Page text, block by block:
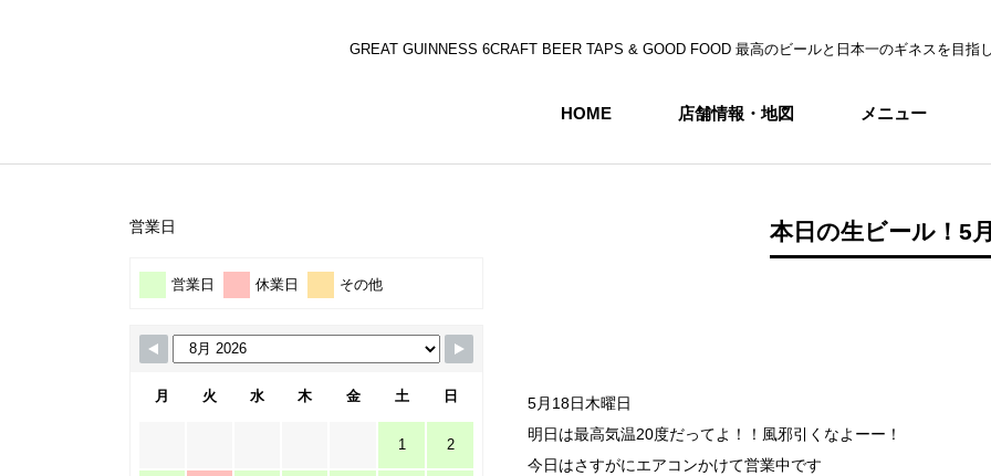
GREAT GUINNESS 6CRAFT BEER TAPS & GOOD FOOD 最高のビールと日本一のギネスを目指
HOME 店舗情報・地図 メニュー
本日の生ビール！5
5月18日木曜日
明日は最高気温20度だってよ！！風邪引くなよーー！
今日はさすがにエアコンかけて営業中です
営業日
営業日 休業日 その他
月 火 水 木 金 土 日
1 2